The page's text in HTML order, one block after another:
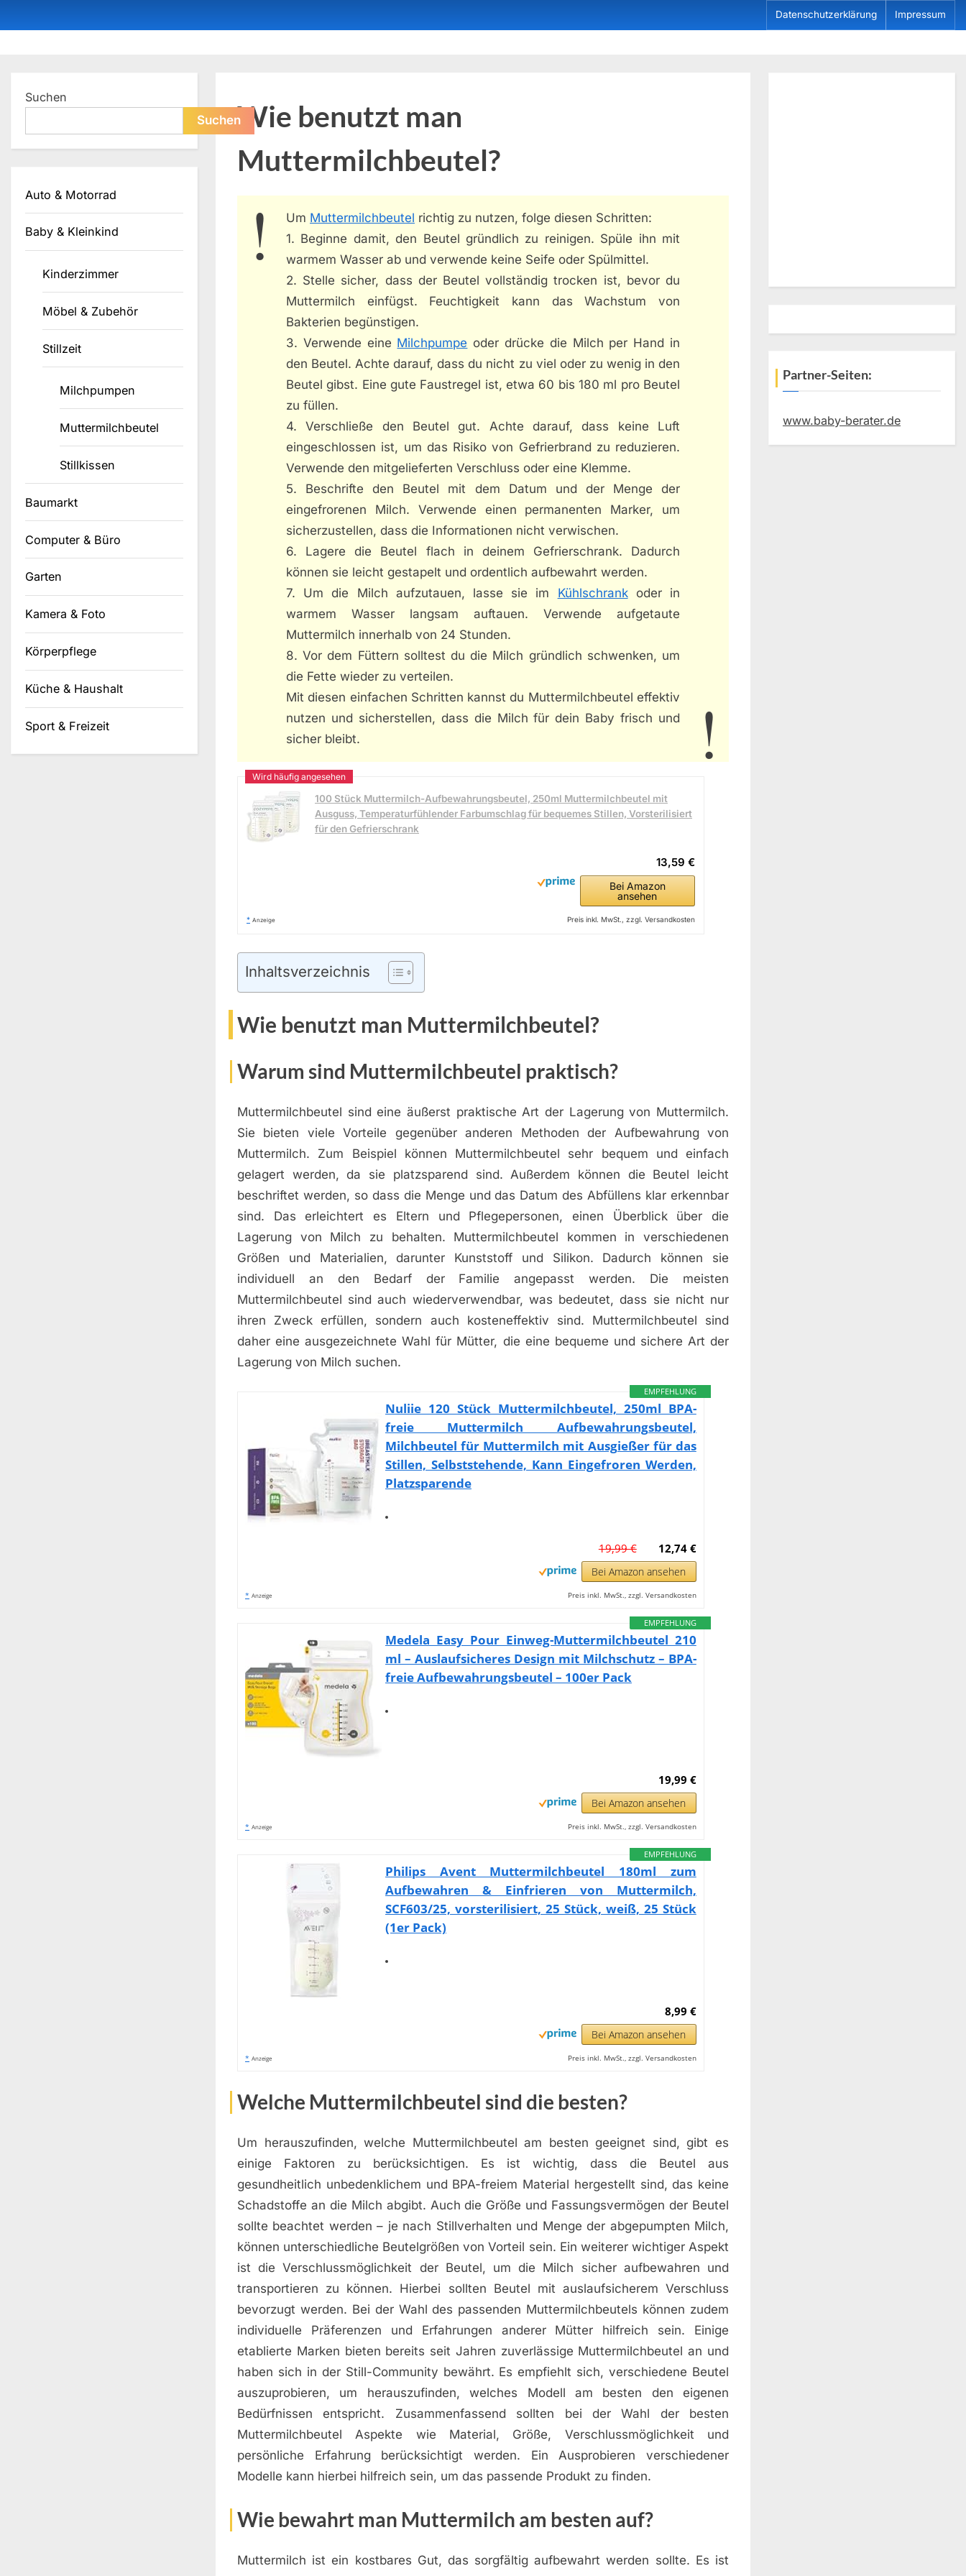
to
Datenschutzerklärung Impressum
Wie benutzt man
Muttermilchbeutel?
Um Muttermilchbeutel richtig zu nutzen, folge diesen Schritten:
1. Beginne damit, den Beutel gründlich zu reinigen. Spüle ihn mit
warmem Wasser ab und verwende keine Seife oder Spülmittel.
2. Stelle sicher, dass der Beutel vollständig trocken ist, bevor du
Muttermilch einfügst. Feuchtigkeit kann das Wachstum von
Bakterien begünstigen.
3. Verwende eine Milchpumpe oder drücke die Milch per Hand in
den Beutel. Achte darauf, dass du nicht zu viel oder zu wenig in den
Beutel gibst. Eine gute Faustregel ist, etwa 60 bis 180 ml pro Beutel
zu füllen.
4. Verschließe den Beutel gut. Achte darauf, dass keine Luft
eingeschlossen ist, um das Risiko von Gefrierbrand zu reduzieren.
Verwende den mitgelieferten Verschluss oder eine Klemme.
5. Beschrifte den Beutel mit dem Datum und der Menge der
eingefrorenen Milch. Verwende einen permanenten Marker, um
sicherzustellen, dass die Informationen nicht verwischen.
6. Lagere die Beutel flach in deinem Gefrierschrank. Dadurch
können sie leicht gestapelt und ordentlich aufbewahrt werden.
7. Um die Milch aufzutauen, lasse sie im Kühlschrankoder in
warmem Wasser langsam auftauen. Verwende aufgetaute
Muttermilch innerhalb von 24 Stunden.
8. Vor dem Füttern solltest du die Milch gründlich schwenken, um
die Fette wieder zu verteilen.
Mit diesen einfachen Schritten kannst du Muttermilchbeutel effektiv
nutzen und sicherstellen, dass die Milch für dein Baby frisch und
sicher bleibt.
100 Stück Muttermilch-Aufbewahrungsbeutel, 250ml Muttermilchbeutel mit
Ausguss, Temperaturfühlender Farbumschlag für bequemes Stillen, Vorsterilisiert
für den Gefrierschrank
13,59 €
Bei Amazon
ansehen
* Anzeige Preis inkl. MwSt., zzgl. Versandkosten
Inhaltsverzeichnis
Wie benutzt man Muttermilchbeutel?
Warum sind Muttermilchbeutel praktisch?
Muttermilchbeutel sind eine äußerst praktische Art der Lagerung von Muttermilch.
Sie bieten viele Vorteile gegenüber anderen Methoden der Aufbewahrung von
Muttermilch. Zum Beispiel können Muttermilchbeutel sehr bequem und einfach
gelagert werden, da sie platzsparend sind. Außerdem können die Beutel leicht
beschriftet werden, so dass die Menge und das Datum des Abfüllens klar erkennbar
sind. Das erleichtert es Eltern und Pflegepersonen, einen Überblick über die
Lagerung von Milch zu behalten. Muttermilchbeutel kommen in verschiedenen
Größen und Materialien, darunter Kunststoff und Silikon. Dadurch können sie
individuell an den Bedarf der Familie angepasst werden. Die meisten
Muttermilchbeutel sind auch wiederverwendbar, was bedeutet, dass sie nicht nur
ihren Zweck erfüllen, sondern auch kosteneffektiv sind. Muttermilchbeutel sind
daher eine ausgezeichnete Wahl für Mütter, die eine bequeme und sichere Art der
Lagerung von Milch suchen.
EMPFEHLUNG
Nuliie 120 Stück Muttermilchbeutel, 250ml BPA-
freie Muttermilch Aufbewahrungsbeutel,
Milchbeutel für Muttermilch mit Ausgießer für das
Stillen, Selbststehende, Kann Eingefroren Werden,
Platzsparende
12,74 €
19,99 €
Bei Amazon ansehen
* Anzeige Preis inkl. MwSt., zzgl. Versandkosten
EMPFEHLUNG
Medela Easy Pour Einweg-Muttermilchbeutel 210
ml – Auslaufsicheres Design mit Milchschutz – BPA-
freie Aufbewahrungsbeutel – 100er Pack
19,99 €
Bei Amazon ansehen
* Anzeige Preis inkl. MwSt., zzgl. Versandkosten
EMPFEHLUNG
Philips Avent Muttermilchbeutel 180ml zum
Aufbewahren & Einfrieren von Muttermilch,
SCF603/25, vorsterilisiert, 25 Stück, weiß, 25 Stück
(1er Pack)
8,99 €
Bei Amazon ansehen
* Anzeige Preis inkl. MwSt., zzgl. Versandkosten
Welche Muttermilchbeutel sind die besten?
Um herauszufinden, welche Muttermilchbeutel am besten geeignet sind, gibt es
einige Faktoren zu berücksichtigen. Es ist wichtig, dass die Beutel aus
gesundheitlich unbedenklichem und BPA-freiem Material hergestellt sind, das keine
Schadstoffe an die Milch abgibt. Auch die Größe und Fassungsvermögen der Beutel
sollte beachtet werden – je nach Stillverhalten und Menge der abgepumpten Milch,
können unterschiedliche Beutelgrößen von Vorteil sein. Ein weiterer wichtiger Aspekt
ist die Verschlussmöglichkeit der Beutel, um die Milch sicher aufbewahren und
transportieren zu können. Hierbei sollten Beutel mit auslaufsicherem Verschluss
bevorzugt werden. Bei der Wahl des passenden Muttermilchbeutels können zudem
individuelle Präferenzen und Erfahrungen anderer Mütter hilfreich sein. Einige
etablierte Marken bieten bereits seit Jahren zuverlässige Muttermilchbeutel an und
haben sich in der Still-Community bewährt. Es empfiehlt sich, verschiedene Beutel
auszuprobieren, um herauszufinden, welches Modell am besten den eigenen
Bedürfnissen entspricht. Zusammenfassend sollten bei der Wahl der besten
Muttermilchbeutel Aspekte wie Material, Größe, Verschlussmöglichkeit und
persönliche Erfahrung berücksichtigt werden. Ein Ausprobieren verschiedener
Modelle kann hierbei hilfreich sein, um das passende Produkt zu finden.
Wie bewahrt man Muttermilch am besten auf?
Muttermilch ist ein kostbares Gut, das sorgfältig aufbewahrt werden sollte. Es ist
Suchen
Suchen
Auto & Motorrad
Baby & Kleinkind
Kinderzimmer
Möbel & Zubehör
Stillzeit
Milchpumpen
Muttermilchbeutel
Stillkissen
Baumarkt
Computer & Büro
Garten
Kamera & Foto
Körperpflege
Küche & Haushalt
Sport & Freizeit
Partner-Seiten:
www.baby-berater.de